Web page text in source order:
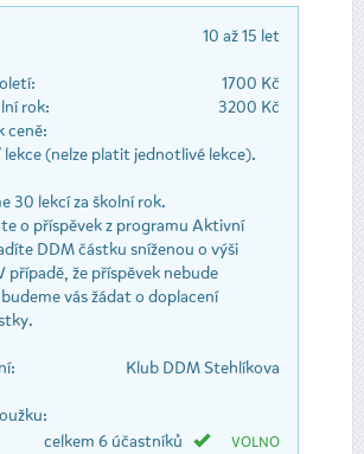
10 až 15 let
1700 Kč
rok:
3200 Kč
ceně:
lekce (nelze platit jednotlivé lekce).
30 lekcí za školní rok.
o příspěvek z programu Aktivní
DDM částku sníženou o výši
případě, že příspěvek nebude
vás žádat o doplacení
Klub DDM Stehlíkova
celkem 6 účastníků
VOLNO